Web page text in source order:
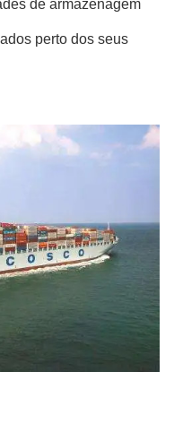
de armazenagem
perto dos seus